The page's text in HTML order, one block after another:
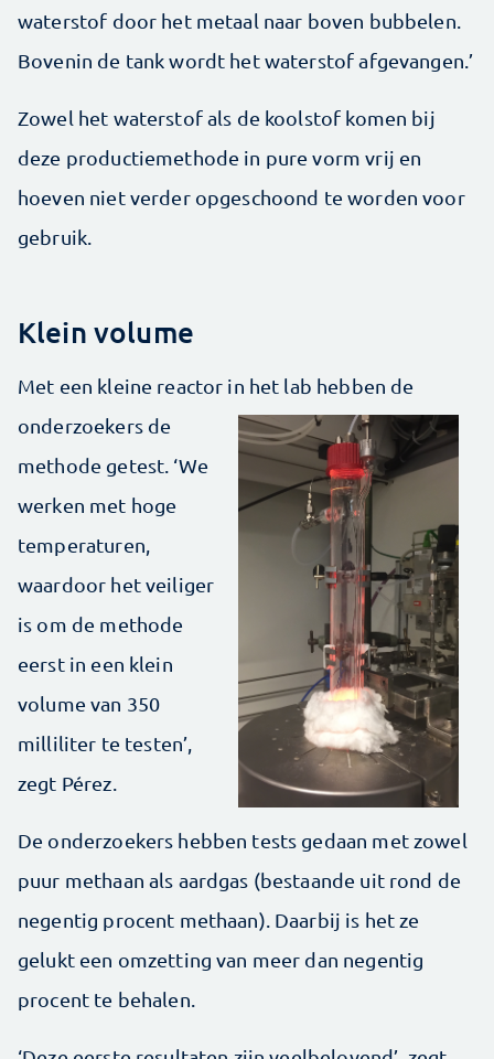
waterstof door het metaal naar boven bubbelen.
Bovenin de tank wordt het waterstof afgevangen.’
Zowel het waterstof als de koolstof komen bij
deze productiemethode in pure vorm vrij en
hoeven niet verder opgeschoond te worden voor
gebruik.
Klein volume
Met een kleine reactor in het lab hebben de
onderzoekers de
methode getest. ‘We
werken met hoge
temperaturen,
waardoor het veiliger
is om de methode
eerst in een klein
volume van 350
milliliter te testen’,
zegt Pérez.
De onderzoekers hebben tests gedaan met zowel
puur methaan als aardgas (bestaande uit rond de
negentig procent methaan). Daarbij is het ze
gelukt een omzetting van meer dan negentig
procent te behalen.